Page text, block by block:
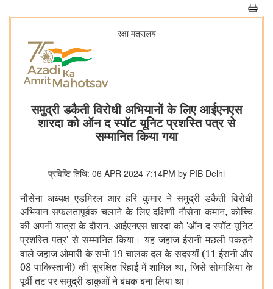
रक्षा मंत्रालय
समुद्री डकैती विरोधी अभियानों के लिए आईएनएस
शारदा को ऑन द स्पॉट यूनिट प्रशस्ति पत्र से
सम्मानित किया गया
प्रविष्टि तिथि: 06 APR 2024 7:14PM by PIB Delhi
नौसेना अध्‍यक्ष एडमिरल आर हरि कुमार ने समुद्री डकैती विरोधी
अभियान सफलतापूर्वक चलाने के लिए दक्षिणी नौसेना कमान,कोच्चि
की अपनी यात्रा के दौरान, आईएनएस शारदा को 'ऑन द स्पॉट यूनिट
प्रशस्ति पत्र'से सम्मानित किया। यह जहाज ईरानी मछली पकड़ने
वाले जहाज ओमारी के सभी 19 चालक दल के सदस्यों (11 ईरानी और
08 पाकिस्तानी) की सुरक्षित रिहाई में शामिल था,जिसे सोमालिया के
पूर्वी तट पर समुद्री डाकुओं ने बंधक बना लिया था।